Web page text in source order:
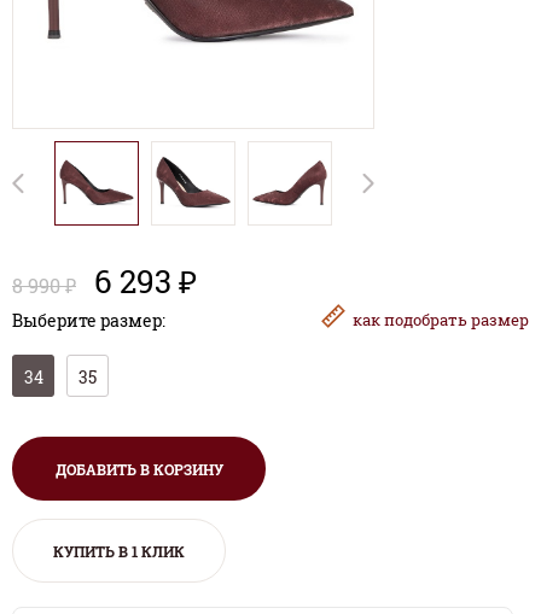
8 990 ₽ 6 293 ₽
Выберите размер: какподобрать размер
34 35
ДОБАВИТЬ В КОРЗИНУ
КУПИТЬ В 1 КЛИК